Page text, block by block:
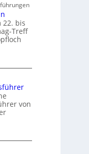
22. bis
Treff
von